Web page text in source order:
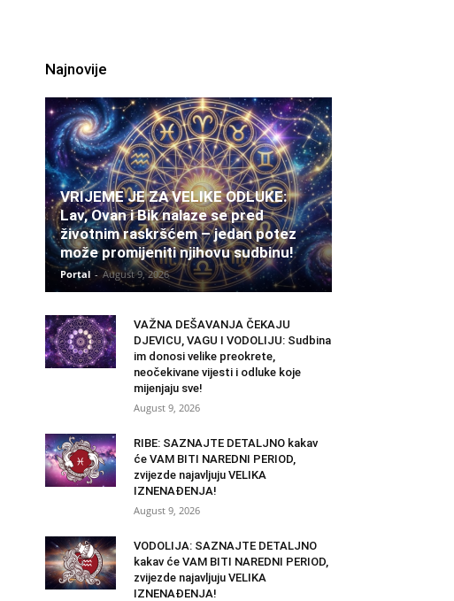
Najnovije
VRIJEME JE ZA VELIKE ODLUKE:
Lav, Ovan i Bik nalaze se pred
životnim raskršćem – jedan potez
može promijeniti njihovu sudbinu!
Portal - August 9, 2026
VAŽNA DEŠAVANJA ČEKAJU
DJEVICU, VAGU I VODOLIJU: Sudbina
im donosi velike preokrete,
neočekivane vijesti i odluke koje
mijenjaju sve!
August 9, 2026
RIBE: SAZNAJTE DETALJNO kakav
će VAM BITI NAREDNI PERIOD,
zvijezde najavljuju VELIKA
IZNENAĐENJA!
August 9, 2026
VODOLIJA: SAZNAJTE DETALJNO
kakav će VAM BITI NAREDNI PERIOD,
zvijezde najavljuju VELIKA
IZNENAĐENJA!